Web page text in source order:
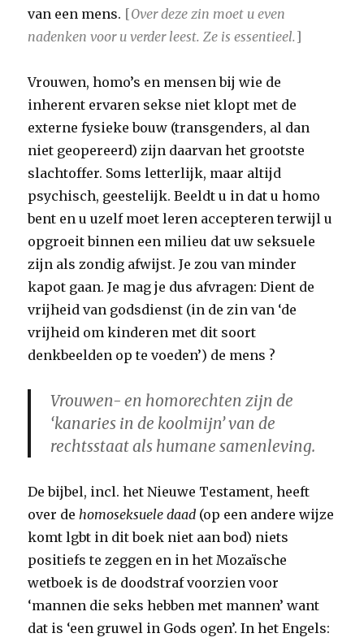
van een mens. [Over deze zin moet u even
nadenken voor u verder leest. Ze is essentieel. ]
Vrouwen, homo’s en mensen bij wie de
inherent ervaren sekse niet klopt met de
externe fysieke bouw (transgenders, al dan
niet geopereerd) zijn daarvan het grootste
slachtoffer. Soms letterlijk, maar altijd
psychisch, geestelijk. Beeldt u in dat u homo
bent en u uzelf moet leren accepteren terwijl u
opgroeit binnen een milieu dat uw seksuele
zijn als zondig afwijst. Je zou van minder
kapot gaan. Je mag je dus afvragen: Dient de
vrijheid van godsdienst (in de zin van ‘de
vrijheid om kinderen met dit soort
denkbeelden op te voeden’) de mens ?
Vrouwen- en homorechten zijn de
‘kanaries in de koolmijn’ van de
rechtsstaat als humane samenleving.
De bijbel, incl. het Nieuwe Testament, heeft
over dehomoseksuele daad (op een andere wijze
komt lgbt in dit boek niet aan bod) niets
positiefs te zeggen en in het Mozaïsche
wetboek is de doodstraf voorzien voor
‘mannen die seks hebben met mannen’ want
dat is ‘een gruwel in Gods ogen’. In het Engels: